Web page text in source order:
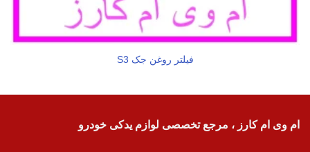
فیلتر روغن جک S3
ام وی ام کارز ، مرجع تخصصی لوازم یدکی خودرو